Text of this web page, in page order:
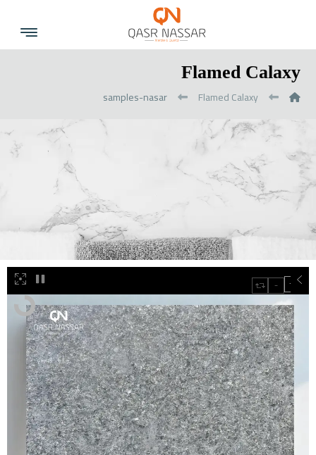
Flamed Calaxy
samples-nasar Flamed Calaxy